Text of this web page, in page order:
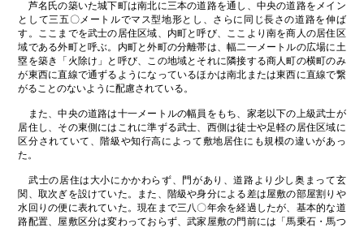
芦名氏の築いた城下町は南北に三本の道路を通し、中央の道路をメイン
として三五〇メートルでマス型地形とし、さらに同じ長さの道路を伸ば
す。ここまでを武士の居住区域、内町と呼び、ここより南を商人の居住区
域である外町と呼ぶ。内町と外町の分離帯は、幅二一メートルの広場に土
塁を築き「火除け」と呼び、この地域とそれに隣接する商人町の横町のみ
が東西に直線で通ずるようになっているほかは南北または東西に直線で繋
がることのないように配慮されている。
また、中央の道路は十一メートルの幅員をもち、家老以下の上級武士が
居住し、その東側にはこれに準ずる武士、西側は徒士や足軽の居住区域に
区分されていて、階級や知行高によって敷地居住にも規模の違いがあっ
た。
武士の居住は大小にかかわらず、門があり、道路より少し奥まって玄
関、取次ぎを設けていた。また、階級や身分による差は屋敷の部屋割りや
水回りの便に表れていた。現在まで三八〇年余を経過したが、基本的な道
路配置、屋敷区分は変わっておらず、武家屋敷の門前には「馬乗石・馬つ